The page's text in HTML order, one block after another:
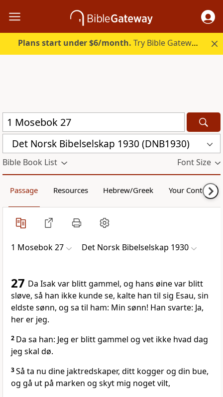
Plans start under $6/month. Try Bible Gateway Plus.
Det Norsk Bibelselskap 1930 (DNB1930)
Bible Book List Font Size
Passage Resources Hebrew/Greek Your Content
1 Mosebok 27 Det Norsk Bibelselskap 1930
27 Da Isak var blitt gammel, og hans øine var blitt
sløve, så han ikke kunde se, kalte han til sig Esau, sin
eldste sønn, og sa til ham: Min sønn! Han svarte: Ja,
her er jeg.
2 Da sa han: Jeg er blitt gammel og vet ikke hvad dag
jeg skal dø.
3Så ta nu dine jaktredskaper, ditt kogger og din bue,
og gå ut på marken og skyt mig noget vilt,